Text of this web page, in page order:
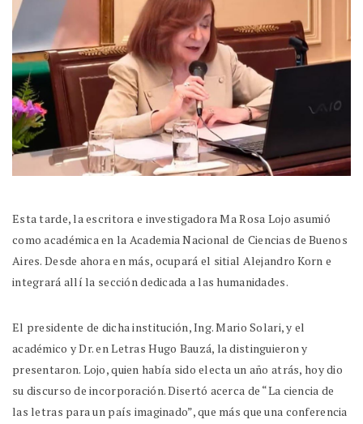
Esta tarde, la escritora e investigadora Ma Rosa Lojo asumió
como académica en la Academia Nacional de Ciencias de Buenos
Aires. Desde ahora en más, ocupará el sitial Alejandro Korn e
integrará allí la sección dedicada a las humanidades.
El presidente de dicha institución, Ing. Mario Solari, y el
académico y Dr. en Letras Hugo Bauzá, la distinguieron y
presentaron. Lojo, quien había sido electa un año atrás, hoy dio
su discurso de incorporación. Disertó acerca de “La ciencia de
las letras para un país imaginado”, que más que una conferencia